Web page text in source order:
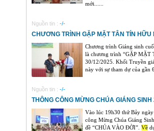
mới......
Nguồn tin : -/-
CHƯƠNG TRÌNH GẶP MẶT TÂN TÍN
Chương trình Giáng sinh
là chương trình “GẶP MẶT
30/12/2025. Khối Truyền
này với sự tham dự của gần
Nguồn tin : -/-
THÔNG CÔNG MỪNG CHÚA GIÁNG SINH
Vào lúc 19h30 thứ Bảy
công Mừng Chúa Giáng
đề “CHÚA VÀO ĐỜI”. Về